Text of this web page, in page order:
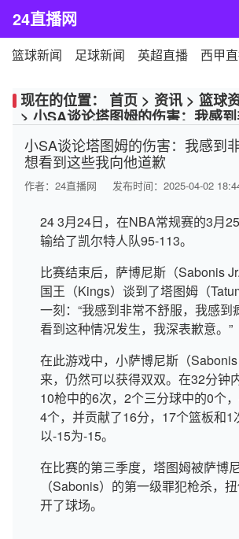
24直播网
篮球新闻 足球新闻 英超直播 西甲
现在的位置： 首页 > 资讯 > 篮球
> 小SA谈论塔图姆的伤害：我感
小SA谈论塔图姆的伤害：我感到
想看到这些我向他道歉
作者： 24直播网 发布时间：2025-04-02
24 3月24日，在NBA常规赛的3月
输给了凯尔特人队95-113。
比赛结束后，萨博尼斯（Sabonis
国王（Kings）谈到了塔图姆（
一刻：“我感到非常不舒服，我感到
看到这种情况发生，我深表歉意。”
在此游戏中，小萨博尼斯（
来，仍然可以获得双双。在32分钟
10枪中的6次，2个三分球中的0个
4个，并贡献了16分，17个篮板和1
以-15为-15。
在比赛的第三季度，塔图姆被萨博
（Sabonis）的第一级罪犯枪杀，
开了球场。